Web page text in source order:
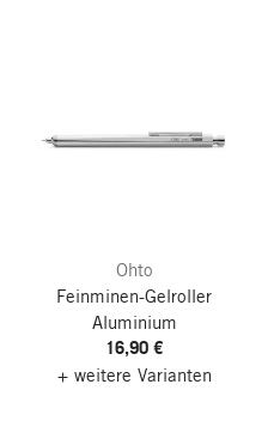
Ohto
Feinminen-Gelroller
Aluminium
16,90 €
+ weitere Varianten